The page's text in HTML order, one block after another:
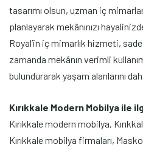
tasarımı olsun, uzman iç
planlayarak mekânınızı
Royal’in iç mimarlık hizmeti,
zamanda mekânın verimli
bulundurarak yaşam alanlarını
Kırıkkale Modern Mobilya ile
Kırıkkale modern mobilya,
Kırıkkale mobilya firmaları,